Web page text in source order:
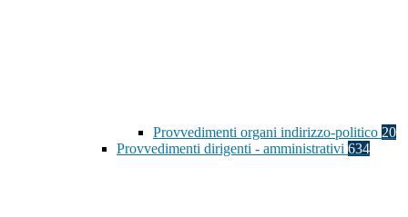
Provvedimenti organi indirizzo-politico 20
Provvedimenti dirigenti - amministrativi 634